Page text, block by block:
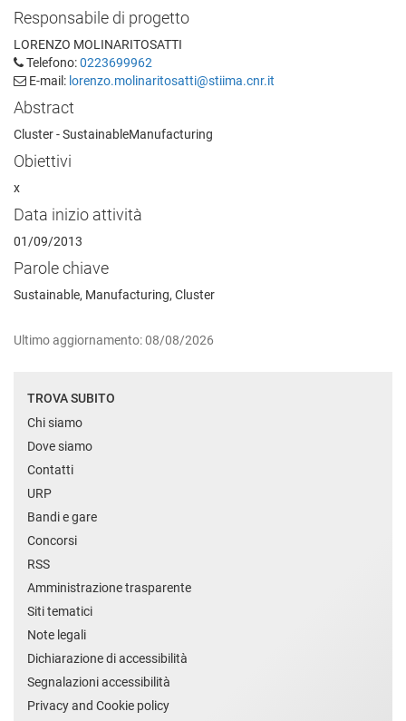
Responsabile di progetto
LORENZO MOLINARITOSATTI
Telefono:0223699962
E-mail: lorenzo.molinaritosatti@stiima.cnr.it
Abstract
Cluster - SustainableManufacturing
Obiettivi
x
Data inizio attività
01/09/2013
Parole chiave
Sustainable, Manufacturing, Cluster
Ultimo aggiornamento: 08/08/2026
TROVA SUBITO
Chi siamo
Dove siamo
Contatti
URP
Bandi e gare
Concorsi
RSS
Amministrazione trasparente
Siti tematici
Note legali
Dichiarazione di accessibilità
Segnalazioni accessibilità
Privacy and Cookie policy